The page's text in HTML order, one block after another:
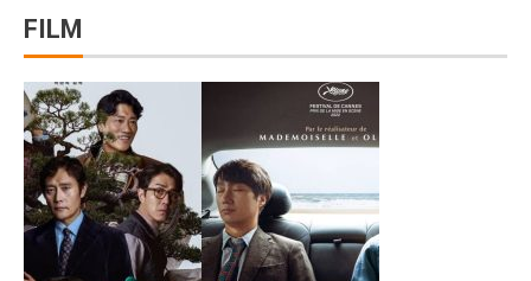
Gempa 6,9 Magnitudo Filipina Tewarkan 69 Jiwa
Ini yang Harus Kamu Lakukan Saat Bantu Persalinan
Waspadai Hujan Petir di Jabar dalam Dua Hari
RUU P2SK Disahkan di Paripurna DPR Hari Ini
FILM